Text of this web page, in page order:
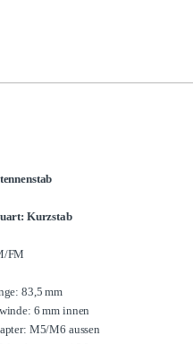
Kurzstab
FM
83,5 mm
6 mm innen
M5/M6 aussen